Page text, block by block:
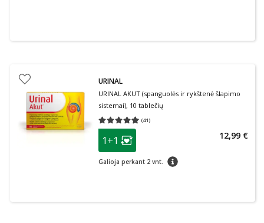
URINAL
URINAL AKUT (spanguolės ir rykštenė šlapimo
sistemai), 10 tablečių
(41)
Vidutinis įvertinimas 4.95
patarimas
Lojalumo klubo narių nuolaida
1+1
Galioja perkant 2 vnt. patarimas
12,99 €